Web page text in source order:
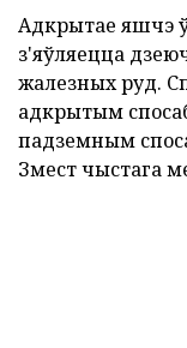
Адкрытае яшчэ ў
з'яўляецца
жалезных руд.
адкрытым
падземным
Змест чыстага